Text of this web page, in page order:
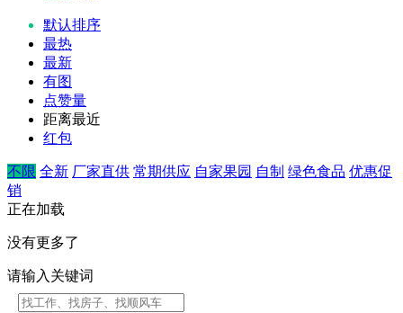
默认排序
最热
最新
有图
点赞量
距离最近
红包
不限 全新 厂家直供 常期供应 自家果园 自制 绿色食品 优惠促
销
正在加载
没有更多了
请输入关键词